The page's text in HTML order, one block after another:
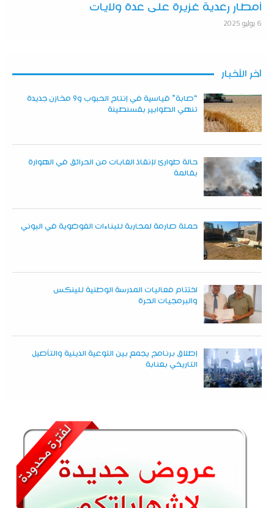
أمطار رعدية غزيرة على عدة ولايات
6 يوليو 2025
آخر الأخبار
“صابة” قياسية في إنتاج الحبوب و9 مخازن جديدة
تنهي الطوابير بقسنطينة
حالة طوارئ لإنقاذ الغابات من الحرائق في الهوارة
بقالمة
حملة صارمة لمحاربة للبناءات الفوضوية في البوني
اختتام فعاليات المدرسة الوطنية للينكس
والبرمجيات الحرة
إطلاق برنامج يجمع بين التوعية الدينية والتأصيل
التاريخي بعنابة